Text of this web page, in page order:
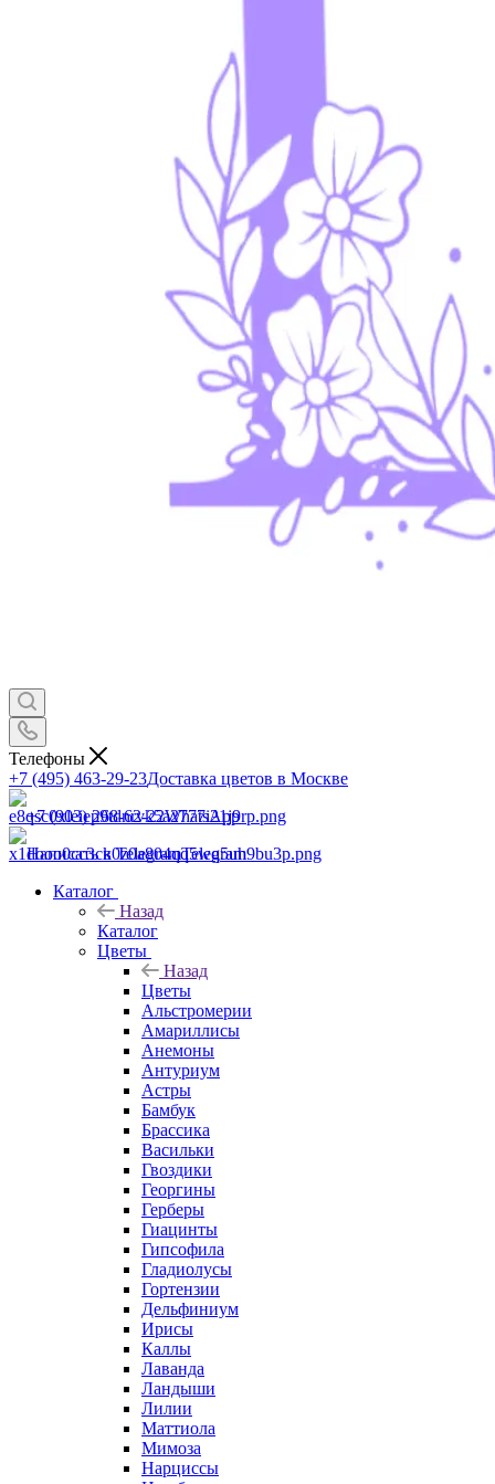
Телефоны
+7 (495) 463-29-23Доставка цветов в Москве
+7 (903) 268-62-22WhatsApp
Написать в TelegramTelegram
Каталог
Назад
Каталог
Цветы
Назад
Цветы
Альстромерии
Амариллисы
Анемоны
Антуриум
Астры
Бамбук
Брассика
Васильки
Гвоздики
Георгины
Герберы
Гиацинты
Гипсофила
Гладиолусы
Гортензии
Дельфиниум
Ирисы
Каллы
Лаванда
Ландыши
Лилии
Маттиола
Мимоза
Нарциссы